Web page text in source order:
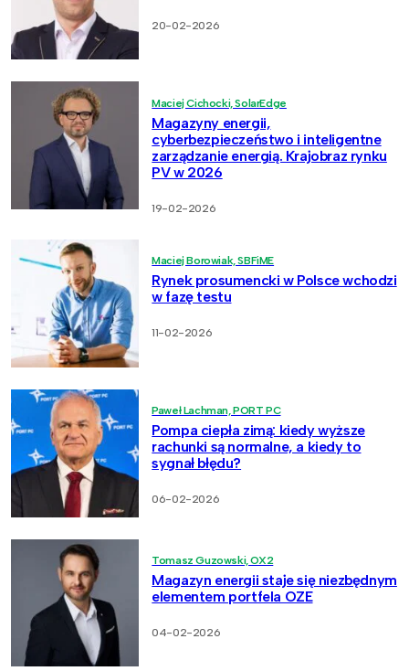
20-02-2026
Maciej Cichocki, SolarEdge
Magazyny energii,
cyberbezpieczeństwo i inteligentne
zarządzanie energią. Krajobraz rynku
PV w 2026
19-02-2026
Maciej Borowiak, SBFiME
Rynek prosumencki w Polsce wchodzi
w fazę testu
11-02-2026
Paweł Lachman, PORT PC
Pompa ciepła zimą: kiedy wyższe
rachunki są normalne, a kiedy to
sygnał błędu?
06-02-2026
Tomasz Guzowski, OX2
Magazyn energii staje się niezbędnym
elementem portfela OZE
04-02-2026